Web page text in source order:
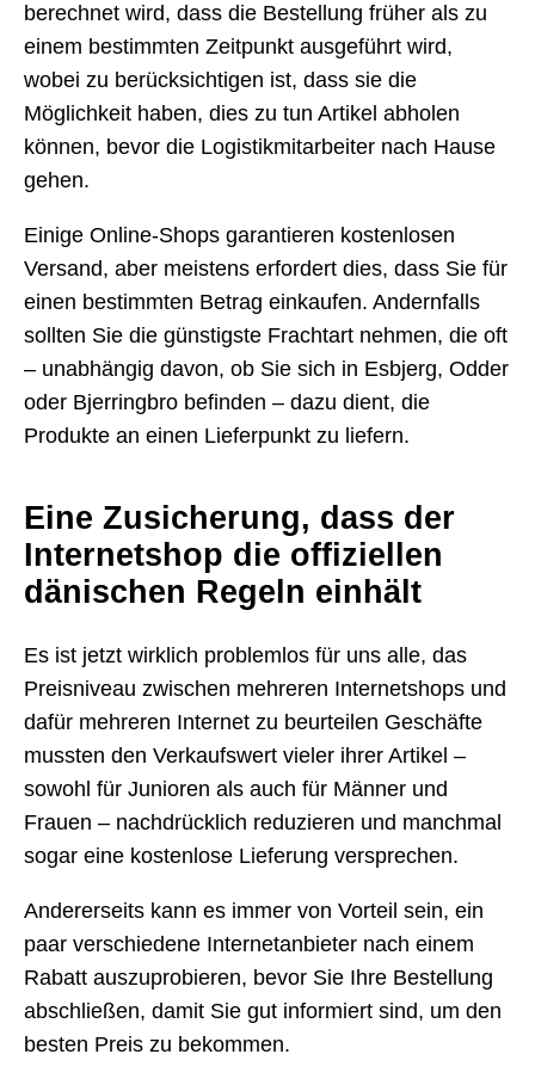
berechnet wird, dass die Bestellung früher als zu
einem bestimmten Zeitpunkt ausgeführt wird,
wobei zu berücksichtigen ist, dass sie die
Möglichkeit haben, dies zu tun Artikel abholen
können, bevor die Logistikmitarbeiter nach Hause
gehen.
Einige Online-Shops garantieren kostenlosen
Versand, aber meistens erfordert dies, dass Sie für
einen bestimmten Betrag einkaufen. Andernfalls
sollten Sie die günstigste Frachtart nehmen, die oft
– unabhängig davon, ob Sie sich in Esbjerg, Odder
oder Bjerringbro befinden – dazu dient, die
Produkte an einen Lieferpunkt zu liefern.
Eine Zusicherung, dass der
Internetshop die offiziellen
dänischen Regeln einhält
Es ist jetzt wirklich problemlos für uns alle, das
Preisniveau zwischen mehreren Internetshops und
dafür mehreren Internet zu beurteilen Geschäfte
mussten den Verkaufswert vieler ihrer Artikel –
sowohl für Junioren als auch für Männer und
Frauen – nachdrücklich reduzieren und manchmal
sogar eine kostenlose Lieferung versprechen.
Andererseits kann es immer von Vorteil sein, ein
paar verschiedene Internetanbieter nach einem
Rabatt auszuprobieren, bevor Sie Ihre Bestellung
abschließen, damit Sie gut informiert sind, um den
besten Preis zu bekommen.